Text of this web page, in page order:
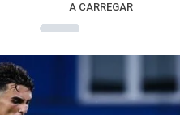
A CARREGAR